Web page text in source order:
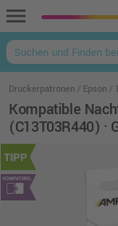
menu
Druckerpatronen Epson
Kompatible
(C13T03R440) ·